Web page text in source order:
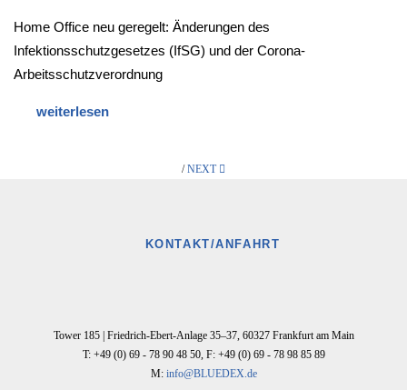
Home Office neu geregelt: Änderungen des
Infektionsschutzgesetzes (IfSG) und der Corona-
Arbeitsschutzverordnung
/NEXT
KONTAKT/ANFAHRT
Tower 185 | Friedrich-Ebert-Anlage 35–37, 60327 Frankfurt am Main
T: +49 (0) 69 - 78 90 48 50, F: +49 (0) 69 - 78 98 85 89
M: info@BLUEDEX.de